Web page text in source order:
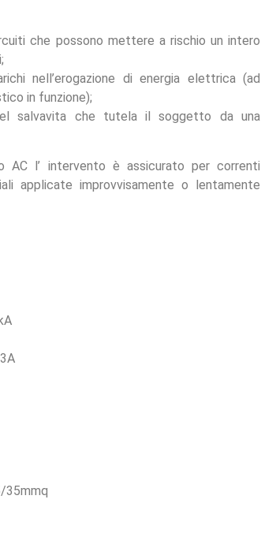
che possono mettere a rischio un intero
nell’erogazione di energia elettrica (ad
in funzione);
salvavita che tutela il soggetto da una
AC l’ intervento è assicurato per correnti
applicate improvvisamente o lentamente
35mmq